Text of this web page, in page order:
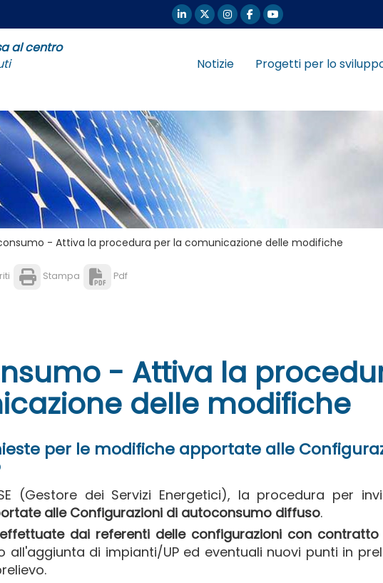
al centro
Notizie Progetti per lo
- Attiva la procedura per la comunicazione delle modifiche
Stampa Pdf
- Attiva la
delle modifiche
per le modifiche apportate alle
(Gestore dei Servizi Energetici), la procedura per
alle Configurazioni di autoconsumo diffuso.
dai referenti delle configurazioni con
all'aggiunta di impianti/UP ed eventuali nuovi punti in